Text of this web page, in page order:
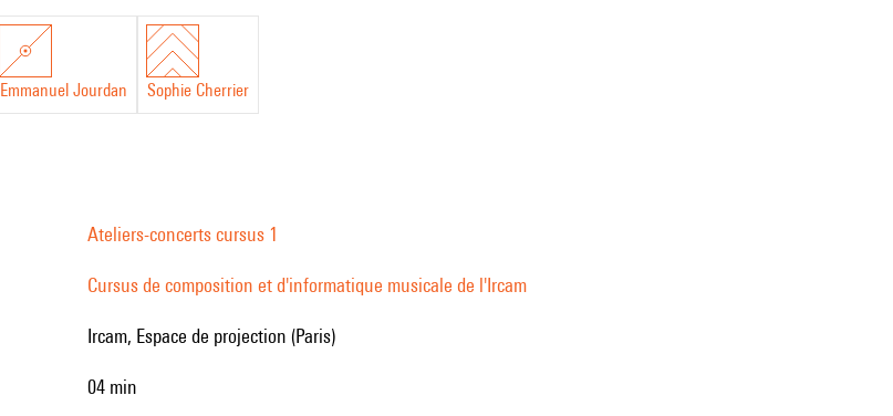
Emmanuel Jourdan Sophie Cherrier
Ateliers-concerts cursus 1
Cursus de composition et d'informatique musicale de l'Ircam
Ircam, Espace de projection (Paris)
04 min